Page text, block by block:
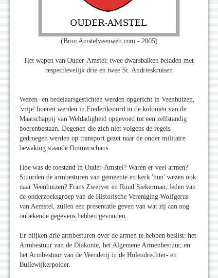
(Bron Amstelveenweb.com - 2005)
Het wapen van Ouder-Amstel: twee dwarsbalken beladen met
respectievelijk drie en twee St. Andrieskruisen
Wezen- en bedelaarsgestichten werden opgericht in Veenhuizen,
'vrije' boeren werden in Frederiksoord in de koloniën van de
Maatschappij van Weldadigheid opgevoed tot een zelfstandig
boerenbestaan. Degenen die zich niet volgens de regels
gedroegen werden op transport gezet naar de onder militaire
bewaking staande Ommerschans.
Hoe was de toestand in Ouder-Amstel? Waren er veel armen?
Stuurden de armbesturen van gemeente en kerk 'hun' wezen ook
naar Veenhuizen? Frans Zwerver en Ruud Siekerman, leden van
de onderzoeksgroep van de Historische Vereniging Wolfgerus
van Aemstel, zullen een presentatie geven van wat zij aan nog
onbekende gegevens hebben gevonden.
Er blijken drie armbesturen over de armen te hebben beslist: het
Armbestuur van de Diakonie, het Algemene Armenbestuur, en
het Armbestuur van de Veenderij in de Holendrechter- en
Bullewijkerpolder.